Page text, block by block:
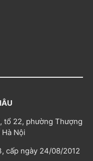
tổ 22, phường Thượng
Nội
cấp ngày 24/08/2012